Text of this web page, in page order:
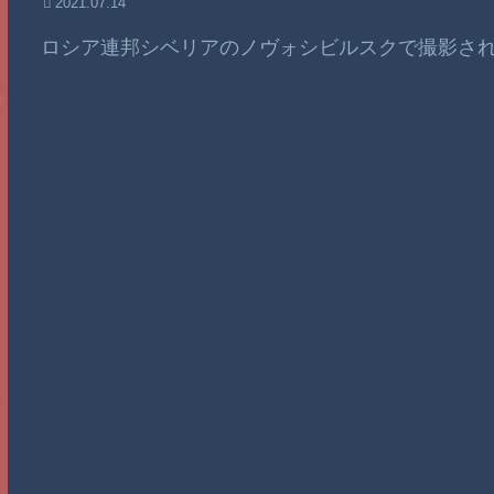
ロシア連邦シベリアのノヴォシビルスクで撮影され